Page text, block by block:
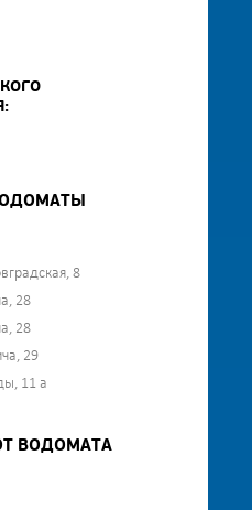
8
28
28
29
11 а
ВОДОМАТА